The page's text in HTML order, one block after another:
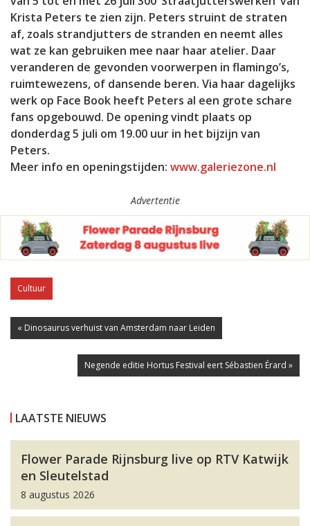
Krista Peters te zien zijn. Peters struint de straten
af, zoals strandjutters de stranden en neemt alles
wat ze kan gebruiken mee naar haar atelier. Daar
veranderen de gevonden voorwerpen in flamingo’s,
ruimtewezens, of dansende beren. Via haar dagelijks
werk op Face Book heeft Peters al een grote schare
fans opgebouwd. De opening vindt plaats op
donderdag 5 juli om 19.00 uur in het bijzijn van
Peters.
Meer info en openingstijden: www.galeriezone.nl
Advertentie
Cultuur
« Dinosaurus verhuist van Amsterdam naar Leiden
Negende editie Hortus Festival eert Sébastien Érard »
LAATSTE NIEUWS
Flower Parade Rijnsburg live op RTV Katwijk
en Sleutelstad
8 augustus 2026